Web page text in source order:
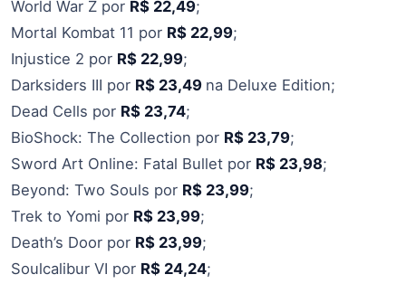
World War Z por R$ 22,49;
Mortal Kombat 11 por R$ 22,99;
Injustice 2 por R$ 22,99;
Darksiders III por R$ 23,49 na Deluxe Edition;
Dead Cells por R$ 23,74;
BioShock: The Collection por R$ 23,79;
Sword Art Online: Fatal Bullet por R$ 23,98;
Beyond: Two Souls por R$ 23,99;
Trek to Yomi por R$ 23,99;
Death’s Door por R$ 23,99;
Soulcalibur VI por R$ 24,24;